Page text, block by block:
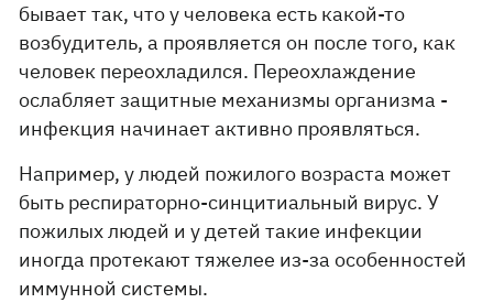
бывает так, что у человека есть какой-то
возбудитель, а проявляется он после того, как
человек переохладился. Переохлаждение
ослабляет защитные механизмы организма -
инфекция начинает активно проявляться.
Например, у людей пожилого возраста может
быть респираторно-синцитиальный вирус. У
пожилых людей и у детей такие инфекции
иногда протекают тяжелее из-за особенностей
иммунной системы.